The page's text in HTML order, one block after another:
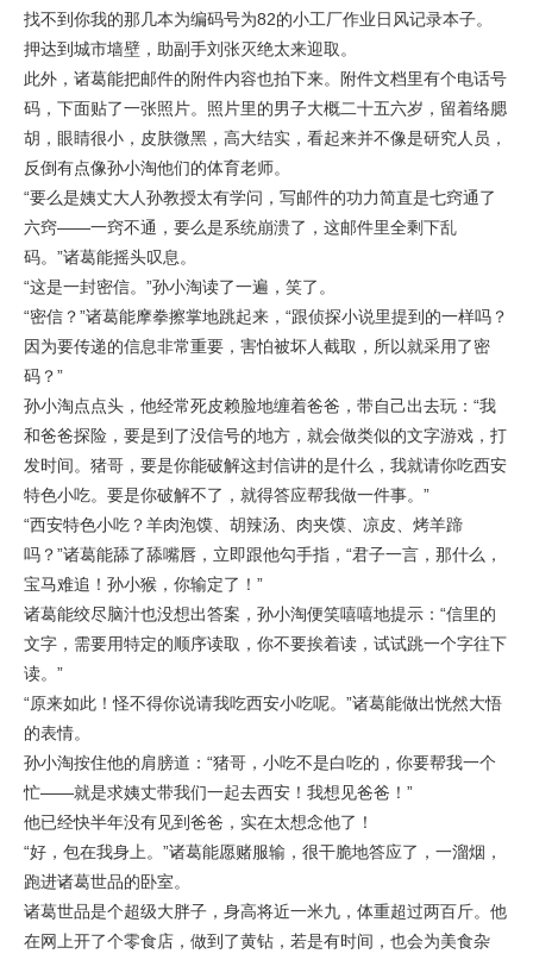
找不到你我的那几本为编码号为82的小工厂作业日风记录本子。
押达到城市墙壁，助副手刘张灭绝太来迎取。
此外，诸葛能把邮件的附件内容也拍下来。附件文档里有个电话号
码，下面贴了一张照片。照片里的男子大概二十五六岁，留着络腮
胡，眼睛很小，皮肤微黑，高大结实，看起来并不像是研究人员，
反倒有点像孙小淘他们的体育老师。
“要么是姨丈大人孙教授太有学问，写邮件的功力简直是七窍通了
六窍——一窍不通，要么是系统崩溃了，这邮件里全剩下乱
码。”诸葛能摇头叹息。
“这是一封密信。”孙小淘读了一遍，笑了。
“密信？”诸葛能摩拳擦掌地跳起来，“跟侦探小说里提到的一样吗？
因为要传递的信息非常重要，害怕被坏人截取，所以就采用了密
码？”
孙小淘点点头，他经常死皮赖脸地缠着爸爸，带自己出去玩：“我
和爸爸探险，要是到了没信号的地方，就会做类似的文字游戏，打
发时间。猪哥，要是你能破解这封信讲的是什么，我就请你吃西安
特色小吃。要是你破解不了，就得答应帮我做一件事。”
“西安特色小吃？羊肉泡馍、胡辣汤、肉夹馍、凉皮、烤羊蹄
吗？”诸葛能舔了舔嘴唇，立即跟他勾手指，“君子一言，那什么，
宝马难追！孙小猴，你输定了！”
诸葛能绞尽脑汁也没想出答案，孙小淘便笑嘻嘻地提示：“信里的
文字，需要用特定的顺序读取，你不要挨着读，试试跳一个字往下
读。”
“原来如此！怪不得你说请我吃西安小吃呢。”诸葛能做出恍然大悟
的表情。
孙小淘按住他的肩膀道：“猪哥，小吃不是白吃的，你要帮我一个
忙——就是求姨丈带我们一起去西安！我想见爸爸！”
他已经快半年没有见到爸爸，实在太想念他了！
“好，包在我身上。”诸葛能愿赌服输，很干脆地答应了，一溜烟，
跑进诸葛世品的卧室。
诸葛世品是个超级大胖子，身高将近一米九，体重超过两百斤。他
在网上开了个零食店，做到了黄钻，若是有时间，也会为美食杂